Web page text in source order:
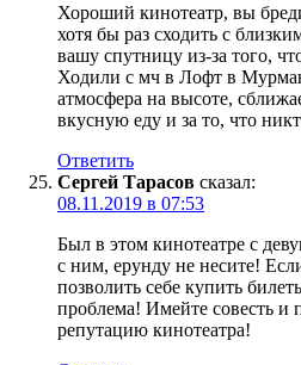
Хороший кинотеатр, вы
хотя бы раз сходить с
вашу спутницу из-за того,
Ходили с мч в Лофт в
атмосфера на высоте,
вкусную еду и за то, что
Ответить
Сергей Тарасов сказал:
08.11.2019 в 07:53
Был в этом кинотеатре с
с ним, ерунду не несите!
позволить себе купить
проблема! Имейте совесть и
репутацию кинотеатра!